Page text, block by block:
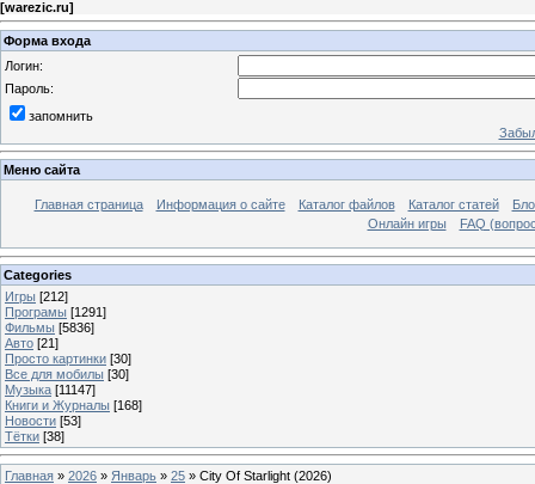
[warezic.ru]
Форма входа
Логин:
Пароль:
запомнить
Меню сайта
Главная страница Информация о сайте Каталог файлов Каталог статей
Онлайн игры
FAQ
Categories
Игры [212]
Програмы [1291]
Фильмы [5836]
Авто [21]
Просто картинки [30]
Все для мобилы [30]
Музыка [11147]
Книги и Журналы [168]
Новости [53]
Тётки [38]
Главная » 2026 » Январь » 25 » City Of Starlight (2026)